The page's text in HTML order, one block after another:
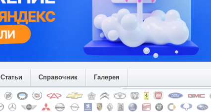
Статьи Справочник Галерея